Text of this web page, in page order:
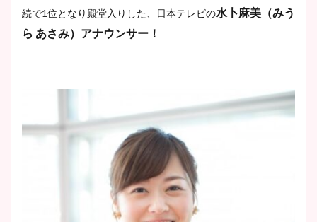
続で1位となり殿堂入りした、日本テレビの水卜麻美（みう
ら あさみ）アナウンサー！